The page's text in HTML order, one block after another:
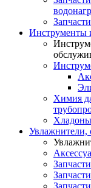
Инструменты
Химия
Хладоны
Увлажнители,